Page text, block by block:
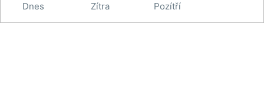
Dnes Zítra Pozítří